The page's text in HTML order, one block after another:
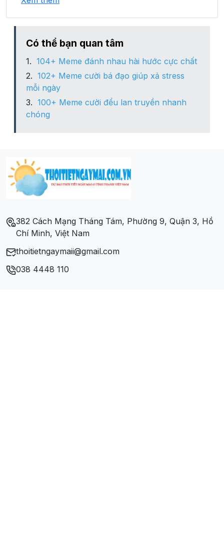
Xã Quang Trung
Xã Quý Hòa
Xã Tân Hòa
Xã Thiện Long
Xã Vĩnh Yên
Xã Yên Lỗ
Có thể bạn quan tâm
104+ Meme đánh nhau hài hước cực chất
102+ Meme cười bá đạo giúp xả stress
mỗi ngày
100+ Meme cười đểu lan truyền nhanh
chóng
382 Cách Mạng Tháng Tám, Phường 9, Quận 3, Hồ
Chí Minh, Việt Nam
thoitietngaymaii@gmail.com
038 4448 110